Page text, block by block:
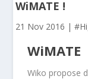
WiMATE !
21 Nov 2016 |
WiMATE
Wiko propose